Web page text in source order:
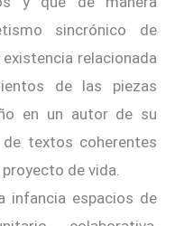
sincrónico de
relacionada
de las piezas
en un autor de su
textos coherentes
de vida.
infancia espacios de